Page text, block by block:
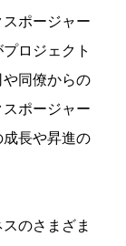
ポージャー
ロジェクト
同僚からの
ポージャー
長や昇進の
のさまざま